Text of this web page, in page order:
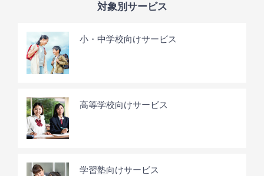
対象別サービス
小・中学校向けサービス
高等学校向けサービス
学習塾向けサービス